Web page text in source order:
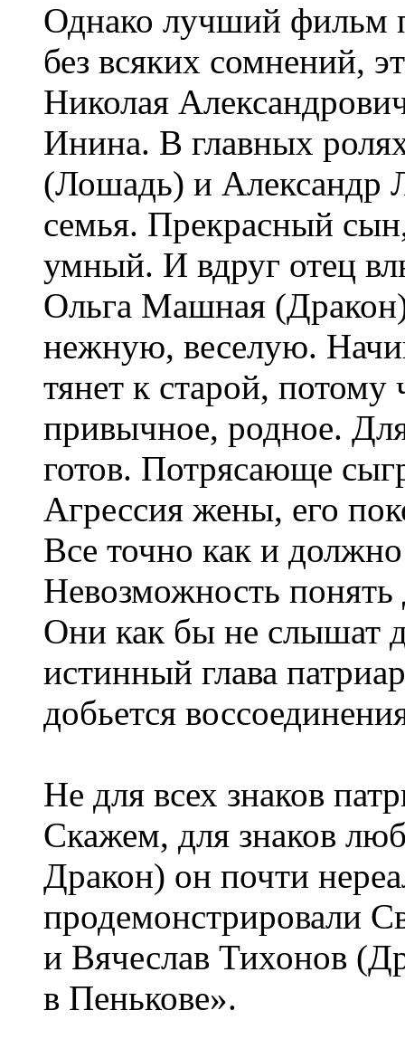
Однако лучший фильм
без всяких сомнений,
Николая
Инина. В главных
(Лошадь) и Александр
семья. Прекрасный
умный. И вдруг отец
Ольга Машная
нежную, веселую.
тянет к старой,
привычное, родное.
готов. Потрясающе
Агрессия жены, его
Все точно как и
Невозможность понять
Они как бы не слышат
истинный глава
добьется
Не для всех знаков
Скажем, для знаков
Дракон) он почти
продемонстрировали
и Вячеслав Тихонов
в Пенькове».